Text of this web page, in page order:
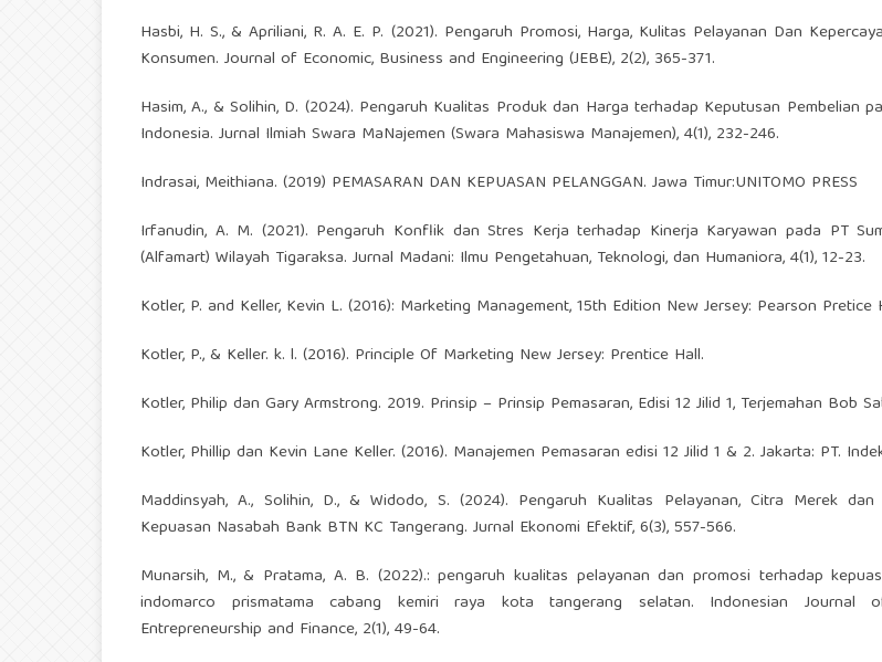
Hasbi, H. S., & Apriliani, R. A. E. P. (2021). Pengaruh Promosi, Harga, Kulitas Pelayanan Dan
Konsumen. Journal of Economic, Business and Engineering (JEBE), 2(2), 365-371.
Hasim, A., & Solihin, D. (2024). Pengaruh Kualitas Produk dan Harga terhadap Keputusan Pembelian
Indonesia. Jurnal Ilmiah Swara MaNajemen (Swara Mahasiswa Manajemen), 4(1), 232-246.
Indrasai, Meithiana. (2019) PEMASARAN DAN KEPUASAN PELANGGAN. Jawa Timur:UNITOMO PRESS
Irfanudin, A. M. (2021). Pengaruh Konflik dan Stres Kerja terhadap Kinerja Karyawan pada PT
(Alfamart) Wilayah Tigaraksa. Jurnal Madani: Ilmu Pengetahuan, Teknologi, dan Humaniora, 4(1), 12-23.
Kotler, P. and Keller, Kevin L. (2016): Marketing Management, 15th Edition New Jersey: Pearson Pretice
Kotler, P., & Keller. k. l. (2016). Principle Of Marketing New Jersey: Prentice Hall.
Kotler, Philip dan Gary Armstrong. 2019. Prinsip – Prinsip Pemasaran, Edisi 12 Jilid 1, Terjemahan Bob
Kotler, Phillip dan Kevin Lane Keller. (2016). Manajemen Pemasaran edisi 12 Jilid 1 & 2. Jakarta: PT.
Maddinsyah, A., Solihin, D., & Widodo, S. (2024). Pengaruh Kualitas Pelayanan, Citra Merek
Kepuasan Nasabah Bank BTN KC Tangerang. Jurnal Ekonomi Efektif, 6(3), 557-566.
Munarsih, M., & Pratama, A. B. (2022).: pengaruh kualitas pelayanan dan promosi terhadap
indomarco prismatama cabang kemiri raya kota tangerang selatan. Indonesian Journal
Entrepreneurship and Finance, 2(1), 49-64.